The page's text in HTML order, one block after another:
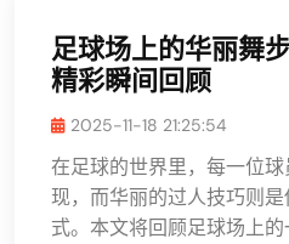
足球场上的华丽舞
精彩瞬间回顾
2025-11-18 21:25:54
在足球的世界里，每一位
现，而华丽的过人技巧则
式。本文将回顾足球场上